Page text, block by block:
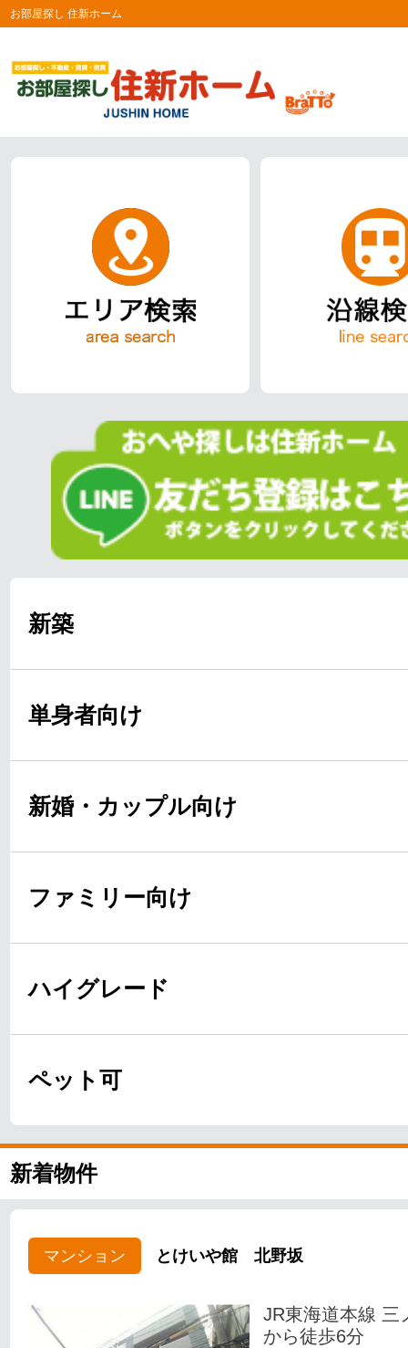
お部屋探し 住新ホーム
新築
単身者向け
新婚・カップル向け
ファミリー向け
ハイグレード
ペット可
新着物件
マンション とけいや館 北野坂
JR東海道本線 三
から徒歩6分